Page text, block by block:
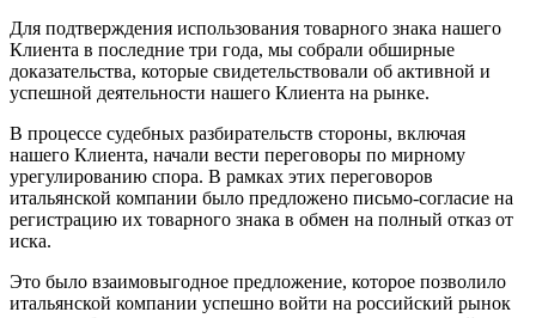
Для подтверждения использования товарного знака нашего
Клиента в последние три года, мы собрали обширные
доказательства, которые свидетельствовали об активной и
успешной деятельности нашего Клиента на рынке.
В процессе судебных разбирательств стороны, включая
нашего Клиента, начали вести переговоры по мирному
урегулированию спора. В рамках этих переговоров
итальянской компании было предложено письмо-согласие на
регистрацию их товарного знака в обмен на полный отказ от
иска.
Это было взаимовыгодное предложение, которое позволило
итальянской компании успешно войти на российский рынок